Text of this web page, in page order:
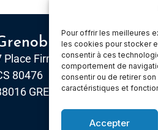
Pour offrir les meilleures
les cookies pour stocker
consentir à ces
comportement de
consentir ou de retirer
caractéristiques et
Accepter
Place Firmin Gautier
80476
GRENOBLE, Cedex 1